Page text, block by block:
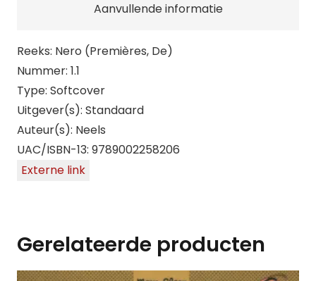
Aanvullende informatie
Reeks: Nero (Premières, De)
Nummer: 1.1
Type: Softcover
Uitgever(s): Standaard
Auteur(s): Neels
UAC/ISBN-13: 9789002258206
Externe link
Gerelateerde producten